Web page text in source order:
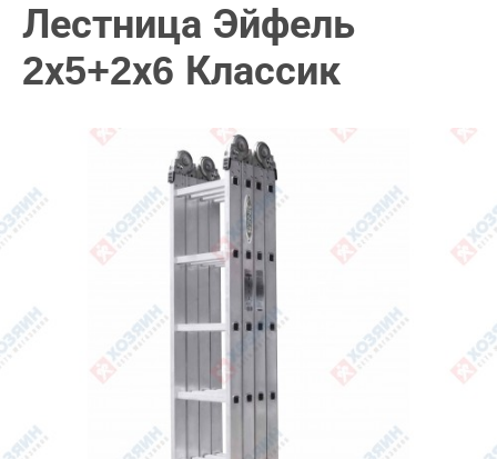
Лестница Эйфель
2х5+2х6 Классик